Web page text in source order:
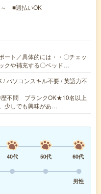
～ ■週払いOK
ート／具体的には・・〇チェッ
クや補充する〇ベッド…
/ パソコンスキル不要 / 英語力不
歴不問 ブランクOK★10名以上
少しでも興味があ…
40代 50代
60代
男性